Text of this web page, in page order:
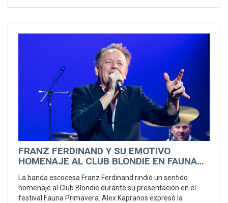
FRANZ FERDINAND Y SU EMOTIVO
HOMENAJE AL CLUB BLONDIE EN FAUNA
La banda escocesa Franz Ferdinand rindió un sentido
homenaje al Club Blondie durante su presentación en el
festival Fauna Primavera. Alex Kapranos expresó la